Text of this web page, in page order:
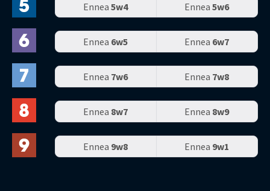
Ennea5w4 Ennea5w6
Ennea 6w5 Ennea 6w7
Ennea 7w6 Ennea 7w8
Ennea 8w7 Ennea 8w9
Ennea 9w8 Ennea 9w1